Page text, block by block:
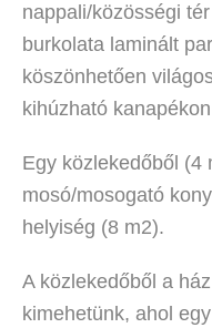
nappali/közösségi
burkolata laminált
köszönhetően
kihúzható
Egy közlekedőből (4
mosó/mosogató
helyiség (8 m2).
A közlekedőből a
kimehetünk, ahol